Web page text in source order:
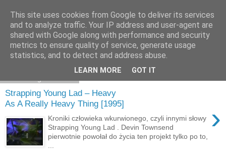
Pokazywanie postów oznaczonych etykietą industrial
Pokaż wszystkie posty
Strapping Young Lad – Heavy
As A Really Heavy Thing [1995]
›
Kroniki człowieka wkurwionego, czyli innymi słowy
Strapping Young Lad . Devin Townsend
pierwotnie powołał do życia ten projekt tylko po to,
This site uses cookies from Google to deliver its services
and to analyze traffic. Your IP address and user-agent are
shared with Google along with performance and security
metrics to ensure quality of service, generate usage
statistics, and to detect and address abuse.
LEARN MORE GOT IT